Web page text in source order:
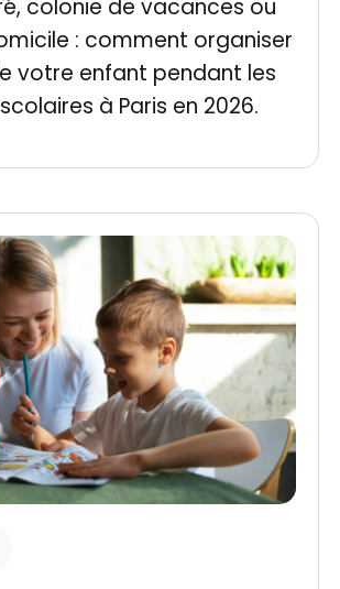
colonie de vacances ou
: comment organiser
votre enfant pendant les
à Paris en 2026.